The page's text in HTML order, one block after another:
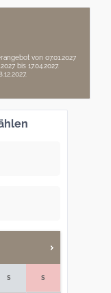
von 07.01.2027
bis 17.04.2027.
S S